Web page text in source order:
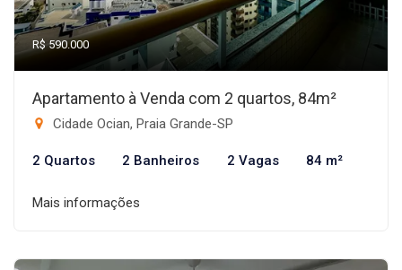
R$ 590.000
Apartamento à Venda com 2 quartos, 84m²
Cidade Ocian, Praia Grande-SP
2 Quartos 2 Banheiros 2 Vagas 84 m²
Mais informações